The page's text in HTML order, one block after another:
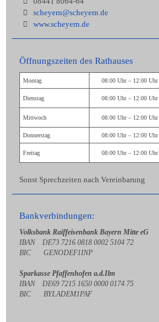
scheyern@scheyern.de
www.scheyern.de
Öffnungszeiten des Rathauses
Montag 08:00 Uhr – 12:00 Uhr
Dienstag 08:00 Uhr – 12:00 Uhr
Mittwoch 08:00 Uhr – 12:00 Uhr
Donnerstag 08:00 Uhr – 12:00 Uhr
Freitag 08:00 Uhr – 12:00 Uhr
Sonst Sprechzeiten nach Vereinbarung
Bankverbindungen:
Volksbank Raiffeisenbank Bayern Mitte eG
IBAN DE73 7216 0818 0002 5104 72
BIC GENODEF1INP
Sparkasse Pfaffenhofen a.d.Ilm
IBAN DE69 7215 1650 0000 0174 75
BIC BYLADEM1PAF